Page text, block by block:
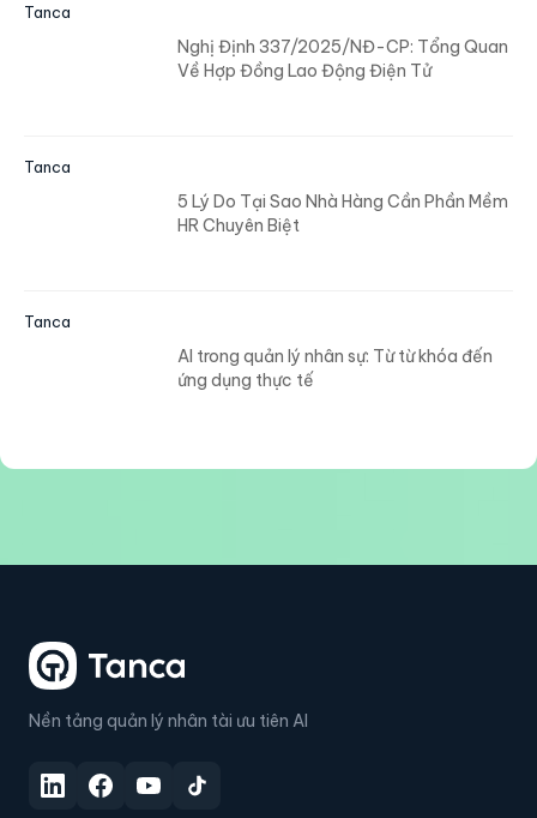
Tanca
Nghị Định 337/2025/NĐ-CP: Tổng Quan
Về Hợp Đồng Lao Động Điện Tử
Tanca
5 Lý Do Tại Sao Nhà Hàng Cần Phần Mềm
HR Chuyên Biệt
Tanca
AI trong quản lý nhân sự: Từ từ khóa đến
ứng dụng thực tế
Nền tảng quản lý nhân tài ưu tiên AI